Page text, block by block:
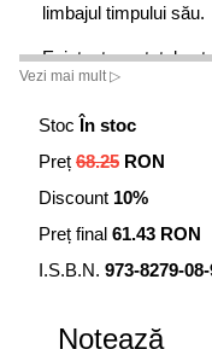
limbajul timpului său.
Existența cu totul
au parte doar cei
ultimă instanță,
Vezi mai mult ▷
Stoc În stoc
Preț 68.25 RON
Discount 10%
Preț final 61.43 RON
I.S.B.N. 973-8279-
Notează